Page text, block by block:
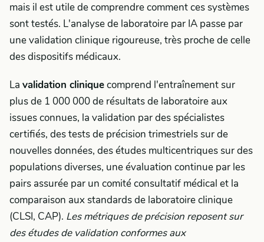
mais il est utile de comprendre comment ces systèmes
sont testés. L'analyse de laboratoire par IA passe par
une validation clinique rigoureuse, très proche de celle
des dispositifs médicaux.
La validation cliniquecomprend l'entraînement sur
plus de 1 000 000 de résultats de laboratoire aux
issues connues, la validation par des spécialistes
certifiés, des tests de précision trimestriels sur de
nouvelles données, des études multicentriques sur des
populations diverses, une évaluation continue par les
pairs assurée par un comité consultatif médical et la
comparaison aux standards de laboratoire clinique
(CLSI, CAP). Les métriques de précision reposent sur
des études de validation conformes aux